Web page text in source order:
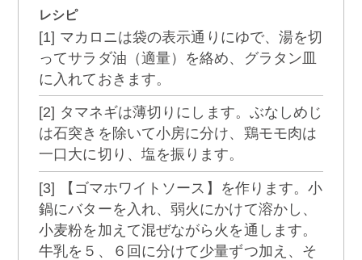
レシピ
[1] マカロニは袋の表示通りにゆで、湯を切
ってサラダ油（適量）を絡め、グラタン皿
に入れておきます。
[2] タマネギは薄切りにします。ぶなしめじ
は石突きを除いて小房に分け、鶏モモ肉は
一口大に切り、塩を振ります。
[3] 【ゴマホワイトソース】を作ります。小
鍋にバターを入れ、弱火にかけて溶かし、
小麦粉を加えて混ぜながら火を通します。
牛乳を５、６回に分けて少量ずつ加え、そ